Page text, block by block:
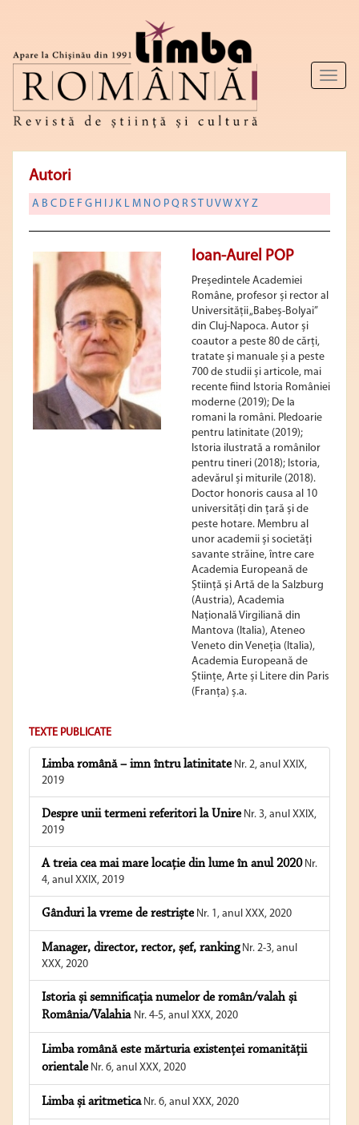
Toggle
Autori
A B C D E F G H I J K L M N O P Q R S T U VW X Y Z
Ioan-Aurel POP
Președintele Academiei
Române, profesor și rector al
Universității „Babeș-Bolyai”
din Cluj-Napoca. Autor și
coautor a peste 80 de cărți,
tratate și manuale și a peste
700 de studii și articole, mai
recente fiind Istoria României
moderne (2019); De la
romani la români. Pledoarie
pentru latinitate (2019);
Istoria ilustrată a românilor
pentru tineri (2018); Istoria,
adevărul și miturile (2018).
Doctor honoris causa al 10
universități din țară și de
peste hotare. Membru al
unor academii și societăți
savante străine, între care
Academia Europeană de
Știință și Artă de la Salzburg
(Austria), Academia
Națională Virgiliană din
Mantova (Italia), Ateneo
Veneto din Veneția (Italia),
Academia Europeană de
Științe, Arte și Litere din Paris
(Franța) ș.a.
TEXTE PUBLICATE
Limba română – imn întru latinitateNr. 2, anul XXIX,
2019
Despre unii termeni referitori la UnireNr. 3, anul XXIX,
2019
A treia cea mai mare locație din lume în anul 2020Nr.
4, anul XXIX, 2019
Gânduri la vreme de restrișteNr. 1, anul XXX, 2020
Manager, director, rector, șef, rankingNr. 2-3, anul
XXX, 2020
Istoria și semnificația numelor de român/valah și
România/Valahia Nr. 4-5, anul XXX, 2020
Limba română este mărturia existenței romanității
orientaleNr. 6, anul XXX, 2020
Limba și aritmeticaNr. 6, anul XXX, 2020